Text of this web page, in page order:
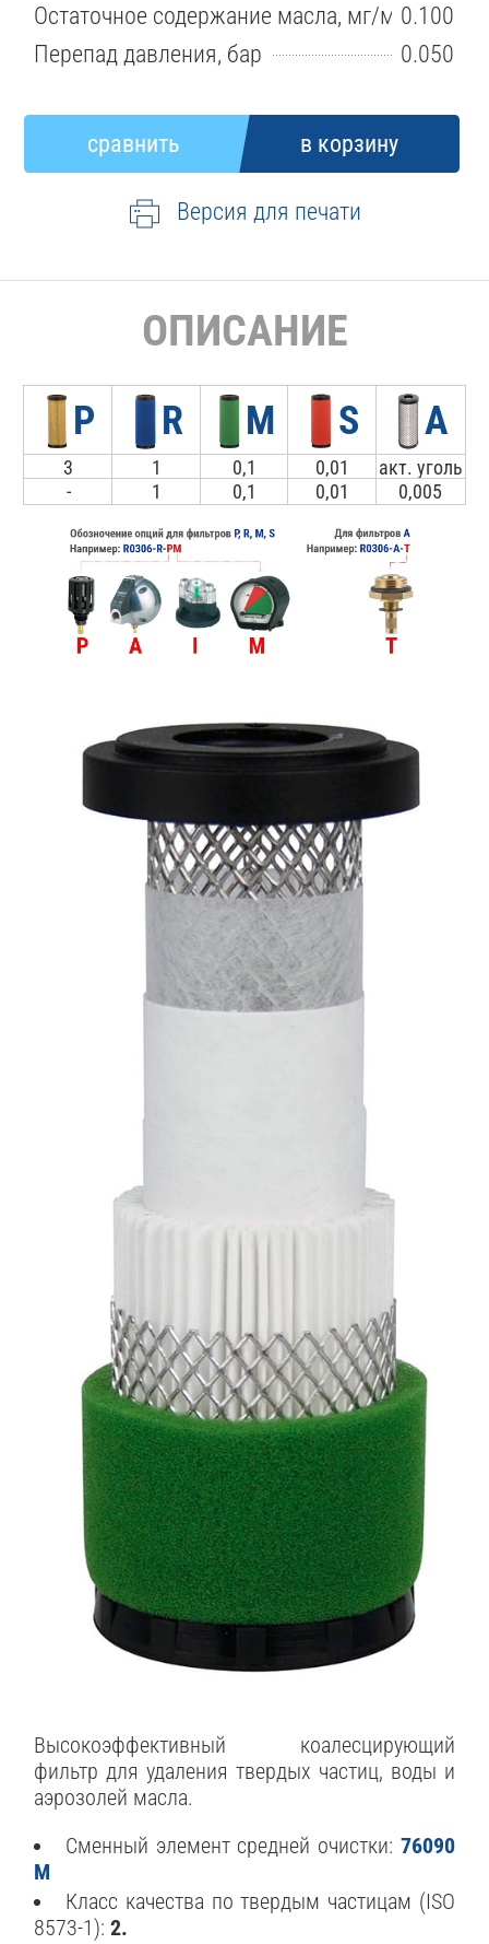
Остаточное содержание масла, мг/м30.100
Перепад давления, бар
0.050
Версия для печати
ОПИСАНИЕ
P R M S A
3 1 0,1 0,01
акт. уголь
-
1 0,1 0,01 0,005
Высокоэффективный коалесцирующий
фильтр для удаления твердых частиц, воды и
аэрозолей масла.
Сменный элемент средней очистки: 76090
M
Класс качества по твердым частицам (ISO
8573-1):2.